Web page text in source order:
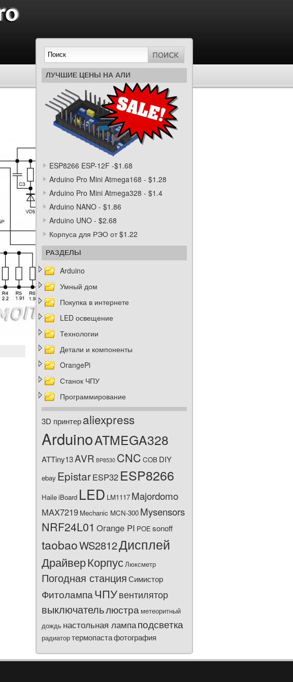
ЛУЧШИЕ ЦЕНЫ НА АЛИ
ESP8266 ESP-12F -$1.68
Arduino Pro Mini Atmega168 - $1.28
Arduino Pro Mini Atmega328 - $1.4
Arduino NANO - $1.86
Arduino UNO - $2.68
Корпуса для РЭО от $1.22
РАЗДЕЛЫ
Arduino
Умный дом
Покупка в интернете
LED освещение
Технологии
Детали и компоненты
OrangePi
Станок ЧПУ
Программирование
3D принтерaliexpress
ArduinoATMEGA328
ATTiny13AVR BP8530 CNC COB DIY
ebay EpistarESP32 ESP8266
HaileiBoard LED LM1117 Majordomo
MAX7219 Mechanic MCN-300 Mysensors
NRF24L01 Orange PI POEsonoff
taobaoWS2812Дисплей
ДрайверКорпусЛюксметр
Погодная станцияСимистор
ФитолампаЧПУвентилятор
выключательлюстра метеоритный
дождь настольная лампаподсветка
радиатортермопастафотография